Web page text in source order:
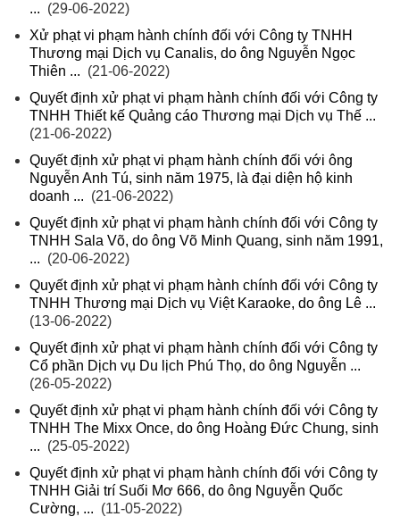
... (29-06-2022)
Xử phạt vi phạm hành chính đối với Công ty TNHH
Thương mại Dịch vụ Canalis, do ông Nguyễn Ngọc
Thiên ... (21-06-2022)
Quyết định xử phạt vi phạm hành chính đối với Công ty
TNHH Thiết kế Quảng cáo Thương mại Dịch vụ Thế ...
(21-06-2022)
Quyết định xử phạt vi phạm hành chính đối với ông
Nguyễn Anh Tú, sinh năm 1975, là đại diện hộ kinh
doanh ... (21-06-2022)
Quyết định xử phạt vi phạm hành chính đối với Công ty
TNHH Sala Võ, do ông Võ Minh Quang, sinh năm 1991,
... (20-06-2022)
Quyết định xử phạt vi phạm hành chính đối với Công ty
TNHH Thương mại Dịch vụ Việt Karaoke, do ông Lê ...
(13-06-2022)
Quyết định xử phạt vi phạm hành chính đối với Công ty
Cổ phần Dịch vụ Du lịch Phú Thọ, do ông Nguyễn ...
(26-05-2022)
Quyết định xử phạt vi phạm hành chính đối với Công ty
TNHH The Mixx Once, do ông Hoàng Đức Chung, sinh
... (25-05-2022)
Quyết định xử phạt vi phạm hành chính đối với Công ty
TNHH Giải trí Suối Mơ 666, do ông Nguyễn Quốc
Cường, ... (11-05-2022)